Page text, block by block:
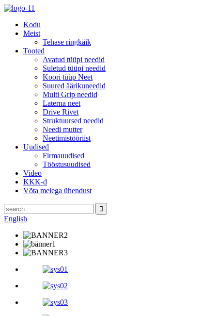
Kodu
Meist
Tehase ringkäik
Tooted
Avatud tüüpi needid
Suletud tüüpi needid
Koori tüüp Neet
Suured äärikuneedid
Multi Grip needid
Laterna neet
Drive Rivet
Struktuursed needid
Needi mutter
Neetimistööriist
Uudised
Firmauudised
Tööstusuudised
Video
KKK-d
Võta meiega ühendust
English